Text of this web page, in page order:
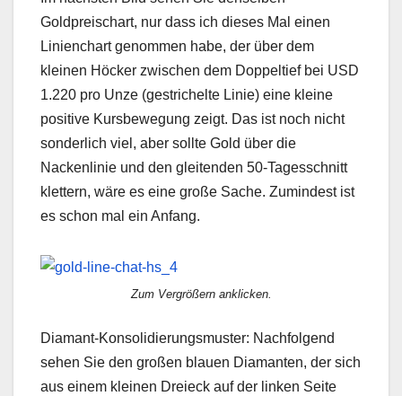
Goldpreischart, nur dass ich dieses Mal einen
Linienchart genommen habe, der über dem
kleinen Höcker zwischen dem Doppeltief bei USD
1.220 pro Unze (gestrichelte Linie) eine kleine
positive Kursbewegung zeigt. Das ist noch nicht
sonderlich viel, aber sollte Gold über die
Nackenlinie und den gleitenden 50-Tagesschnitt
klettern, wäre es eine große Sache. Zumindest ist
es schon mal ein Anfang.
Zum Vergrößern anklicken.
Diamant-Konsolidierungsmuster: Nachfolgend
sehen Sie den großen blauen Diamanten, der sich
aus einem kleinen Dreieck auf der linken Seite